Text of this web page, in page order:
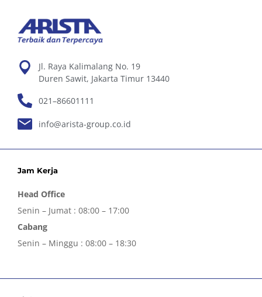
Jl. Raya Kalimalang No. 19
Duren Sawit, Jakarta Timur 13440
021–86601111
info@arista-group.co.id
Jam Kerja
Head Office
Senin – Jumat : 08:00 – 17:00
Cabang
Senin – Minggu : 08:00 – 18:30